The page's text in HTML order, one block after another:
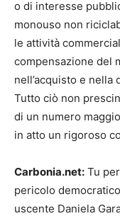
o di interesse
monouso non
le attività
compensazione del
nell’acquisto e
Tutto ciò non
di un numero
in atto un rigoroso
Carbonia.net: Tu
pericolo
uscente Daniela